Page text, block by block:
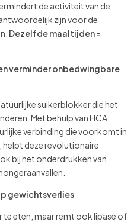
de activiteit van de
zijn voor de
Dezelfde maaltijden =
verminder onbedwingbare
suikerblokker die het
Met behulp van HCA
verbinding die voorkomt in
deze revolutionaire
bij het onderdrukken van
gewichtsverlies
te eten, maar remt ook lipase of